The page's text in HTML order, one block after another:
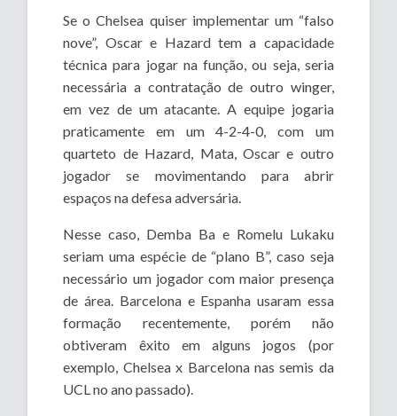
Se o Chelsea quiser implementar um “falso
nove”, Oscar e Hazard tem a capacidade
técnica para jogar na função, ou seja, seria
necessária a contratação de outro winger,
em vez de um atacante. A equipe jogaria
praticamente em um 4-2-4-0, com um
quarteto de Hazard, Mata, Oscar e outro
jogador se movimentando para abrir
espaços na defesa adversária.
Nesse caso, Demba Ba e Romelu Lukaku
seriam uma espécie de “plano B”, caso seja
necessário um jogador com maior presença
de área. Barcelona e Espanha usaram essa
formação recentemente, porém não
obtiveram êxito em alguns jogos (por
exemplo, Chelsea x Barcelona nas semis da
UCL no ano passado).